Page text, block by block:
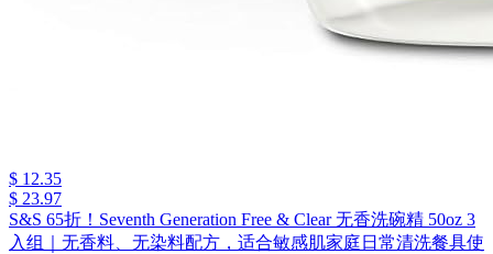
$ 12.35
$ 23.97
S&S 65折！Seventh Generation Free & Clear 无香洗碗精 50oz 3
入组｜无香料、无染料配方，适合敏感肌家庭日常清洗餐具使